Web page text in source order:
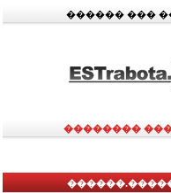
������ ���
��������